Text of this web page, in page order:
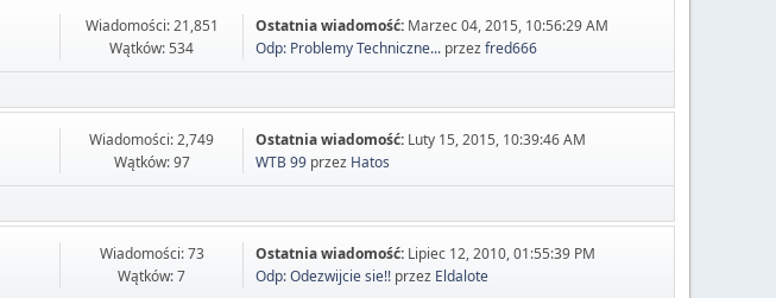
Wiadomości: 21,851
Wątków: 534
Ostatnia wiadomość: Marzec 04, 2015, 10:56:29 AM
Odp: Problemy Techniczne... przezfred666
Wiadomości: 2,749
Wątków: 97
Ostatnia wiadomość: Luty 15, 2015, 10:39:46 AM
WTB 99 przez Hatos
Wiadomości: 73
Wątków: 7
Ostatnia wiadomość: Lipiec 12, 2010, 01:55:39 PM
Odp: Odezwijcie sie!! przez Eldalote